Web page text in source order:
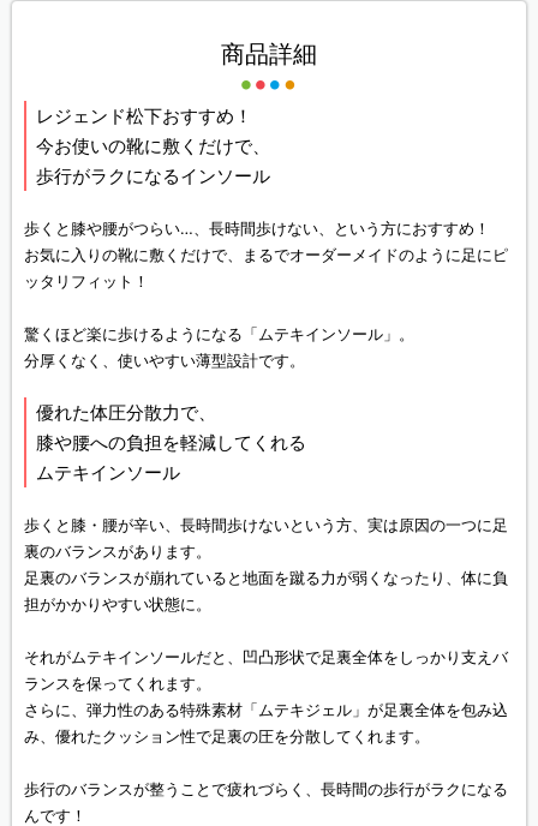
商品詳細
レジェンド松下おすすめ！
今お使いの靴に敷くだけで、
歩行がラクになるインソール
歩くと膝や腰がつらい…、長時間歩けない、という方におすすめ！
お気に入りの靴に敷くだけで、まるでオーダーメイドのように足にピ
ッタリフィット！
驚くほど楽に歩けるようになる「ムテキインソール」。
分厚くなく、使いやすい薄型設計です。
優れた体圧分散力で、
膝や腰への負担を軽減してくれる
ムテキインソール
歩くと膝・腰が辛い、長時間歩けないという方、実は原因の一つに足
裏のバランスがあります。
足裏のバランスが崩れていると地面を蹴る力が弱くなったり、体に負
担がかかりやすい状態に。
それがムテキインソールだと、凹凸形状で足裏全体をしっかり支えバ
ランスを保ってくれます。
さらに、弾力性のある特殊素材「ムテキジェル」が足裏全体を包み込
み、優れたクッション性で足裏の圧を分散してくれます。
歩行のバランスが整うことで疲れづらく、長時間の歩行がラクになる
んです！